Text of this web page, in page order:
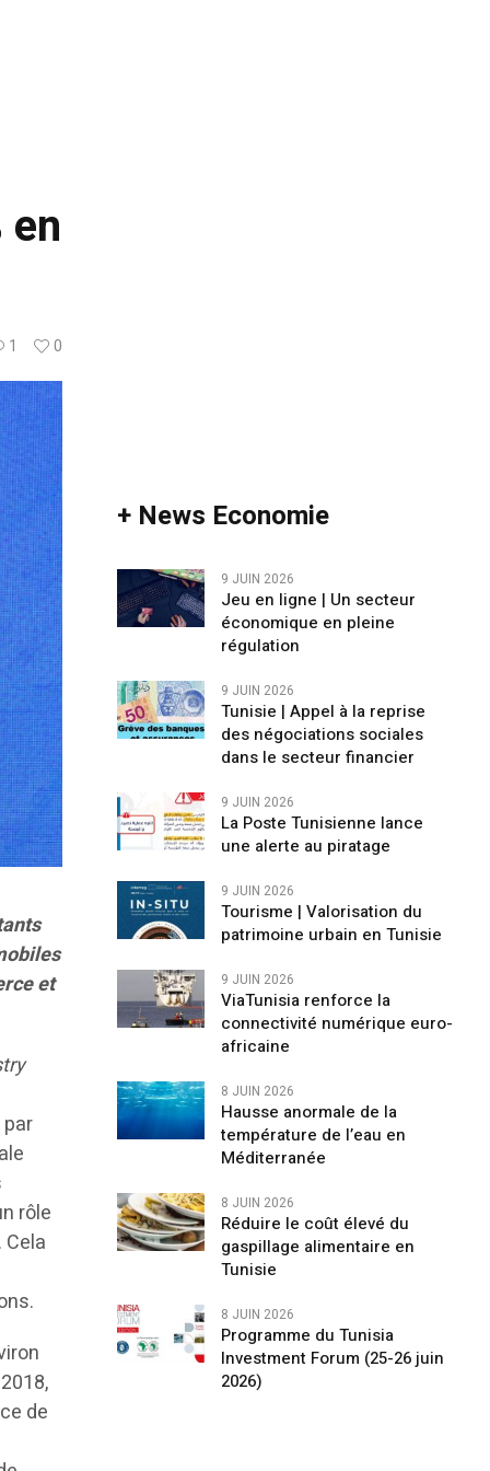
1 0
et
rôle
de
+ News Economie
9 JUIN 2026
Jeu en ligne | Un secteur
économique en pleine
régulation
9 JUIN 2026
Tunisie | Appel à la reprise
des négociations sociales
dans le secteur financier
9 JUIN 2026
La Poste Tunisienne lance
une alerte au piratage
9 JUIN 2026
Tourisme | Valorisation du
patrimoine urbain en Tunisie
9 JUIN 2026
ViaTunisia renforce la
connectivité numérique euro-
africaine
8 JUIN 2026
Hausse anormale de la
température de l’eau en
Méditerranée
8 JUIN 2026
Réduire le coût élevé du
gaspillage alimentaire en
Tunisie
8 JUIN 2026
Programme du Tunisia
Investment Forum (25-26 juin
2026)